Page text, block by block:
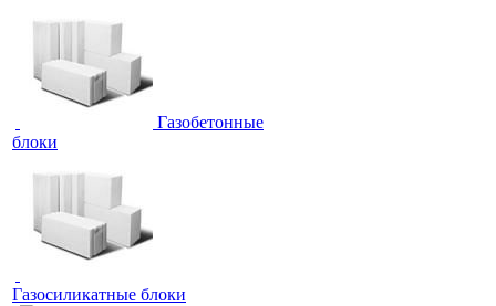
Газобетонные
блоки
Газосиликатные блоки